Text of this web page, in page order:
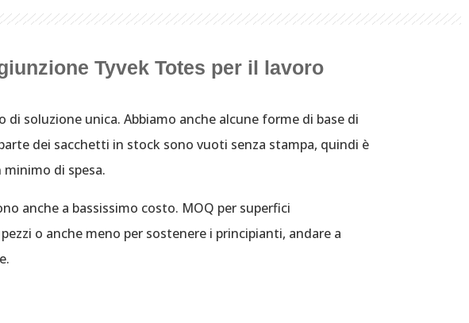
Tyvek Totes per il lavoro
soluzione unica. Abbiamo anche alcune forme di base di
dei sacchetti in stock sono vuoti senza stampa, quindi è
di spesa.
anche a bassissimo costo. MOQ per superfici
o anche meno per sostenere i principianti, andare a